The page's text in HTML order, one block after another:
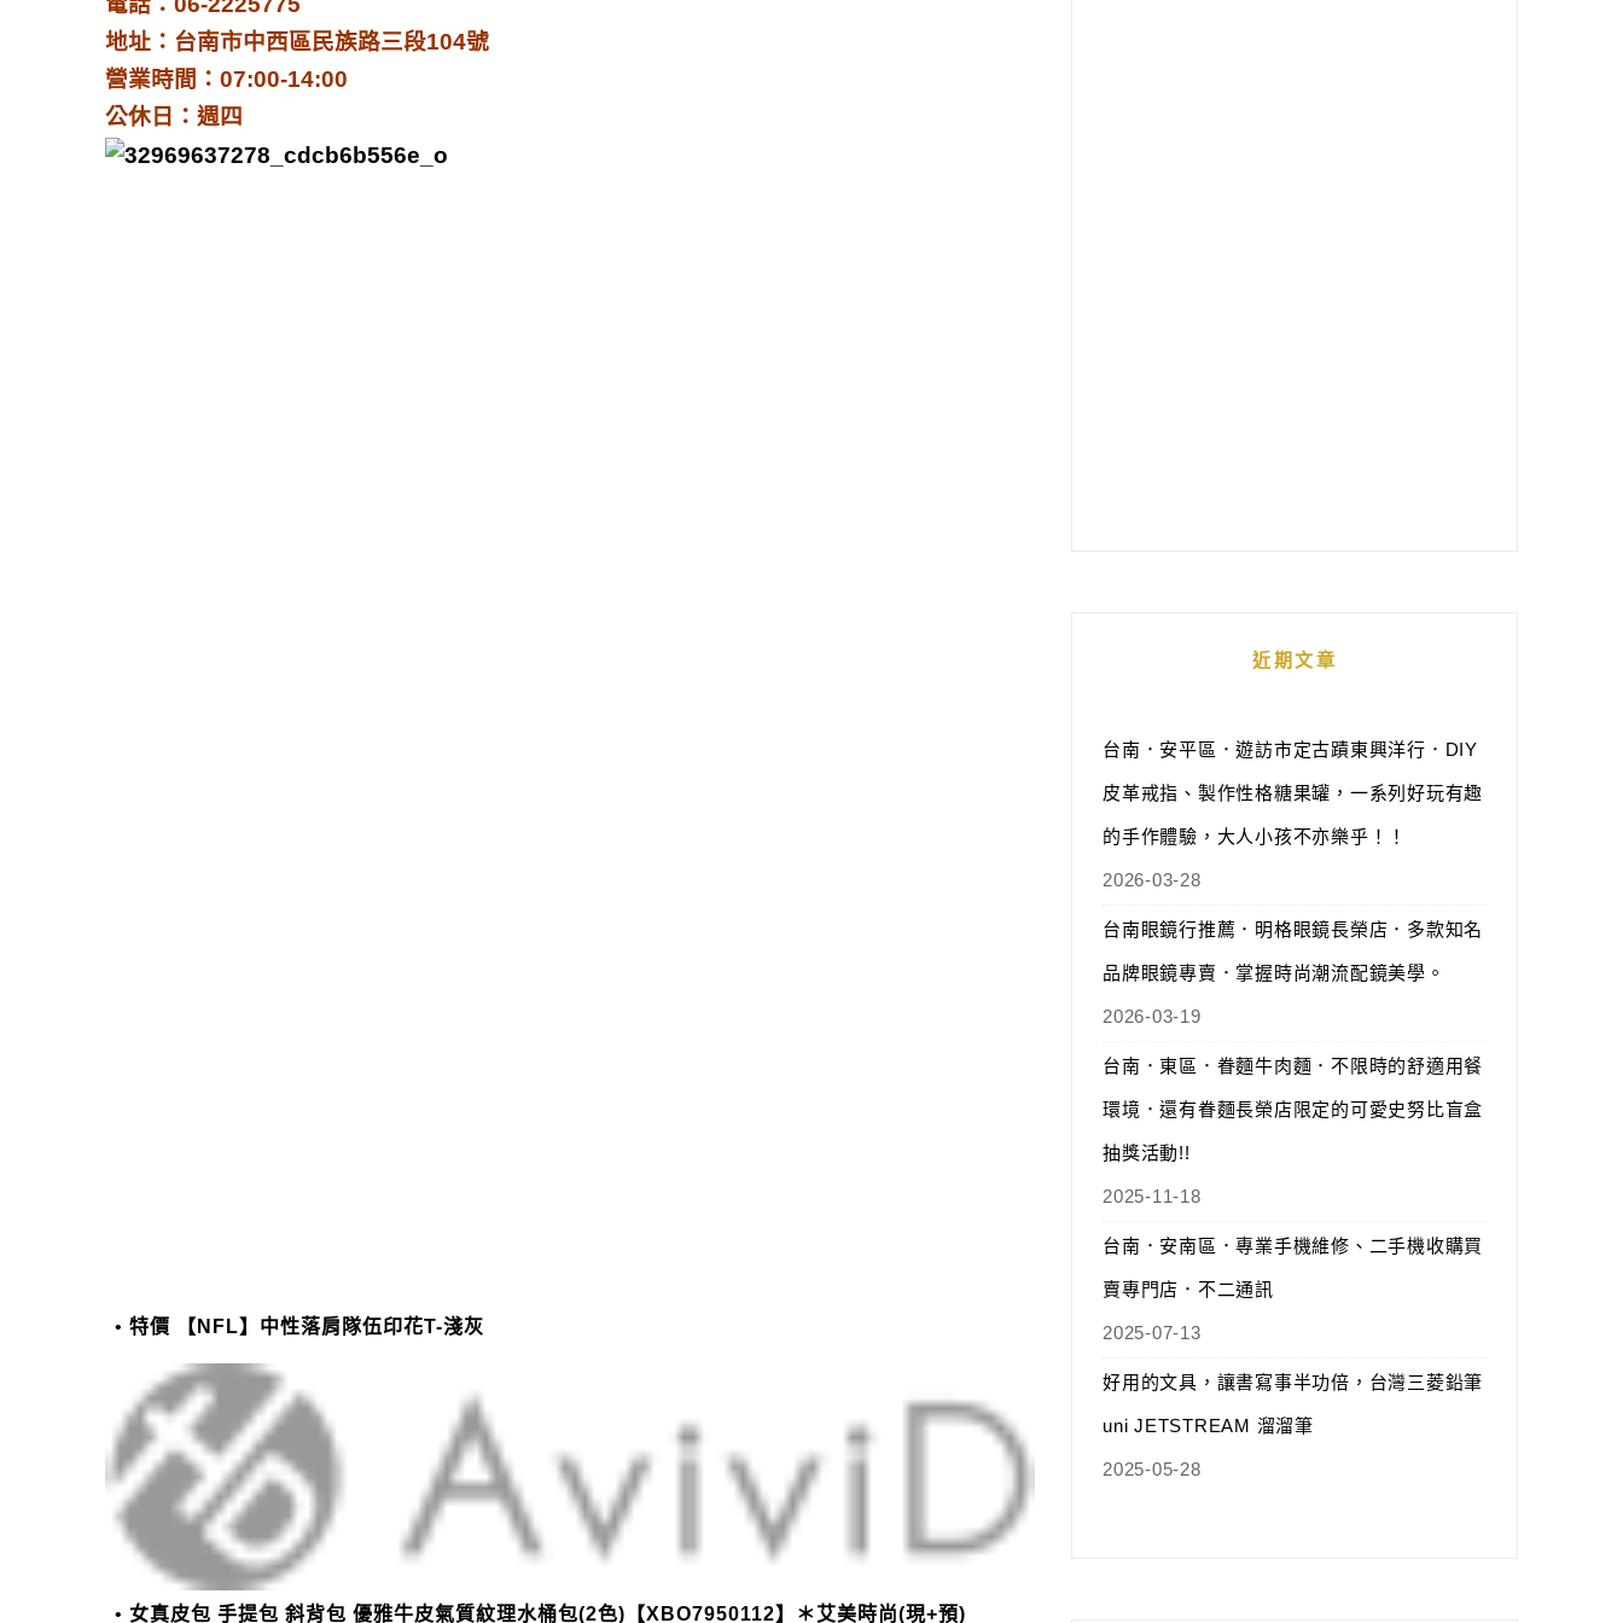
地址：台南市中西區民族路三段104號
營業時間：07:00-14:00
公休日：週四
特價 【NFL】中性落肩隊伍印花T-淺灰
女真皮包 手提包 斜背包 優雅牛皮氣質紋理水桶包(2色)【XBO7950112】＊艾美時尚(現+預)
近期文章
台南．安平區．遊訪市定古蹟東興洋行．DIY
皮革戒指、製作性格糖果罐，一系列好玩有趣
的手作體驗，大人小孩不亦樂乎！！
2026-03-28
台南眼鏡行推薦．明格眼鏡長榮店．多款知名
品牌眼鏡專賣．掌握時尚潮流配鏡美學。
2026-03-19
台南．東區．眷麵牛肉麵．不限時的舒適用餐
環境．還有眷麵長榮店限定的可愛史努比盲盒
抽獎活動!!
2025-11-18
台南．安南區．專業手機維修、二手機收購買
賣專門店．不二通訊
2025-07-13
好用的文具，讓書寫事半功倍，台灣三菱鉛筆
uni JETSTREAM 溜溜筆
2025-05-28